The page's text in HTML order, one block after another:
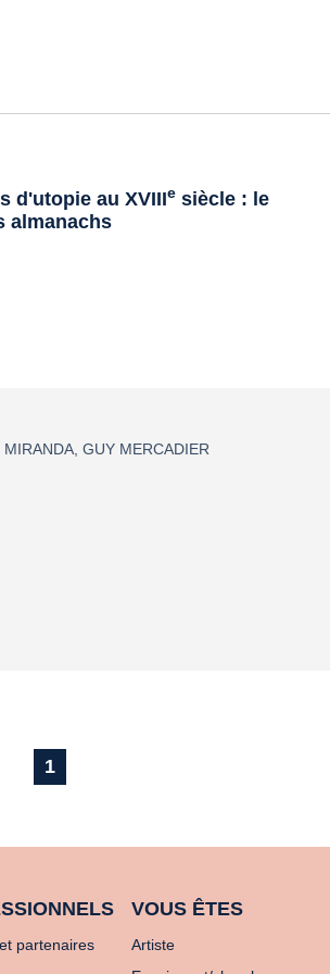
d'utopie au XVIIIe siècle : le
almanachs
MIRANDA,GUY MERCADIER
1
partenaires
VOUS ÊTES
Artiste